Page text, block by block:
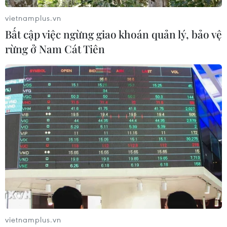
Phường Sơn Tây thành lập 57 Tổ Nhân dân tự quản về trật tự
đô thị, vệ sinh môi trường. (Ảnh: Hùng Mạnh/TTXVN)
Theo Ủy ban Mặt trận Tổ quốc Việt Nam thành
phố Hà Nội, đến ngày 6/6 đã có 5.370 khu dân
cư, 270.475 hộ gia đình, 2.268 cơ quan, đơn vị,
1.115 trường học và 1.570 doanh nghiệp tham
gia hưởng ứng phong trào.
Đặc biệt, hơn 1 triệu người thuộc các tổ chức
thành viên của Mặt trận Tổ quốc thành phố đã
vietnamplus.vn
Bất cập việc ngừng giao khoán quản lý, bảo vệ
rừng ở Nam Cát Tiên
vietnamplus.vn